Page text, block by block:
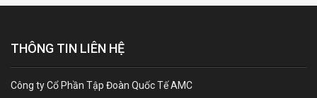
THÔNG TIN LIÊN HỆ
Công ty Cổ Phần Tập Đoàn Quốc Tế AMC